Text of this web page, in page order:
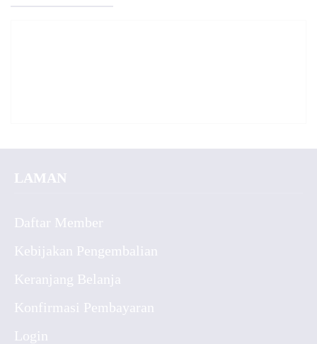
LAMAN
Daftar Member
Kebijakan Pengembalian
Keranjang Belanja
Konfirmasi Pembayaran
Login